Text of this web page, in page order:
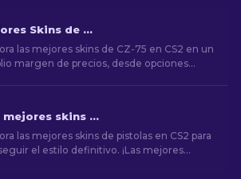
Mejores Skins de CZ-75 en CS2, de baratas a más costosas
las mejores skins de CZ-75 en CS2 en un
margen de precios, desde opciones
Las mejores skins de pistolas en CS2 [2026]
las mejores skins de pistolas en CS2 para
el estilo definitivo. ¡Las mejores